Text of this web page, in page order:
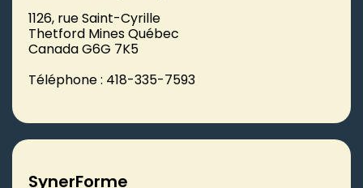
1126, rue Saint-Cyrille
Thetford Mines Québec
Canada G6G 7K5
Téléphone : 418-335-7593
SynerForme